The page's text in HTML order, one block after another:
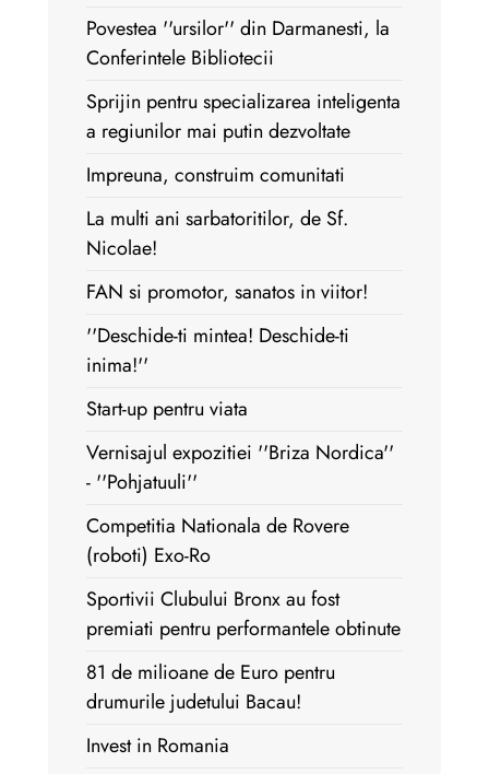
Povestea ''ursilor'' din Darmanesti, la
Conferintele Bibliotecii
Sprijin pentru specializarea inteligenta
a regiunilor mai putin dezvoltate
Impreuna, construim comunitati
La multi ani sarbatoritilor, de Sf.
Nicolae!
FAN si promotor, sanatos in viitor!
''Deschide-ti mintea! Deschide-ti
inima!''
Start-up pentru viata
Vernisajul expozitiei ''Briza Nordica''
- ''Pohjatuuli''
Competitia Nationala de Rovere
(roboti) Exo-Ro
Sportivii Clubului Bronx au fost
premiati pentru performantele obtinute
81 de milioane de Euro pentru
drumurile judetului Bacau!
Invest in Romania